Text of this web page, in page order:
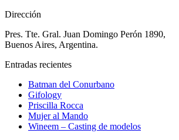
Dirección
Pres. Tte. Gral. Juan Domingo Perón 1890,
Buenos Aires, Argentina.
Entradas recientes
Batman del Conurbano
Gifology
Priscilla Rocca
Mujer al Mando
Wineem – Casting de modelos